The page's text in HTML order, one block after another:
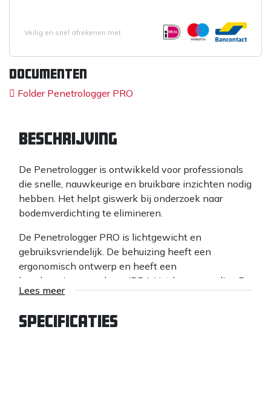
Veilig en snel afrekenen met
Documenten
Folder Penetrologger PRO
Beschrijving
De Penetrologger is ontwikkeld voor professionals
die snelle, nauwkeurige en bruikbare inzichten nodig
hebben. Het helpt giswerk bij onderzoek naar
bodemverdichting te elimineren.
De Penetrologger PRO is lichtgewicht en
gebruiksvriendelijk. De behuizing heeft een
ergonomisch ontwerp en heeft een
beschermingsgraad van IP54. Het hoogwaardige 5-
inch LCD-kleurenscherm kan met handschoenen
buitenomstandigheden.
Lees meer
Specificaties